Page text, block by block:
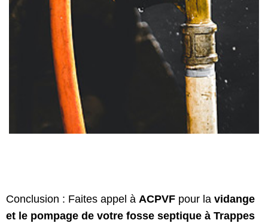
Conclusion : Faites appel à ACPVF pour la vidange
et le pompage de votre fosse septique à Trappes